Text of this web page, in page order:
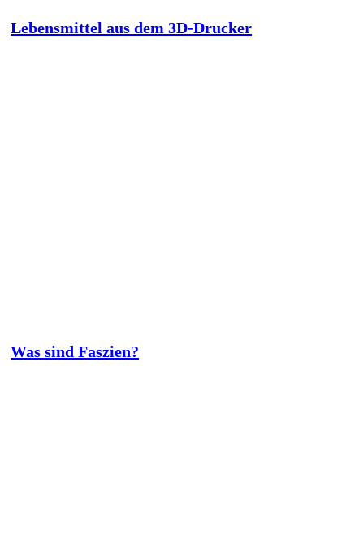
Lebensmittel aus dem 3D-Drucker
Was sind Faszien?